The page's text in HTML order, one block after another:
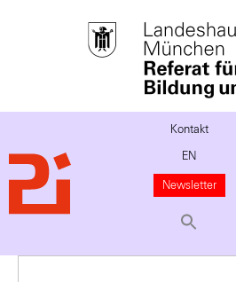
Kontakt
EN
Newsletter